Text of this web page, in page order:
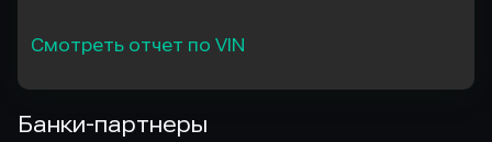
Смотреть отчет по VIN
Банки-партнеры